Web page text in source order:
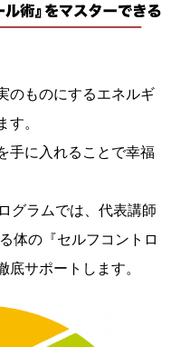
のものにするエネルギ
す。
手に入れることで幸福
ラムでは、代表講師
体の『セルフコントロ
底サポートします。